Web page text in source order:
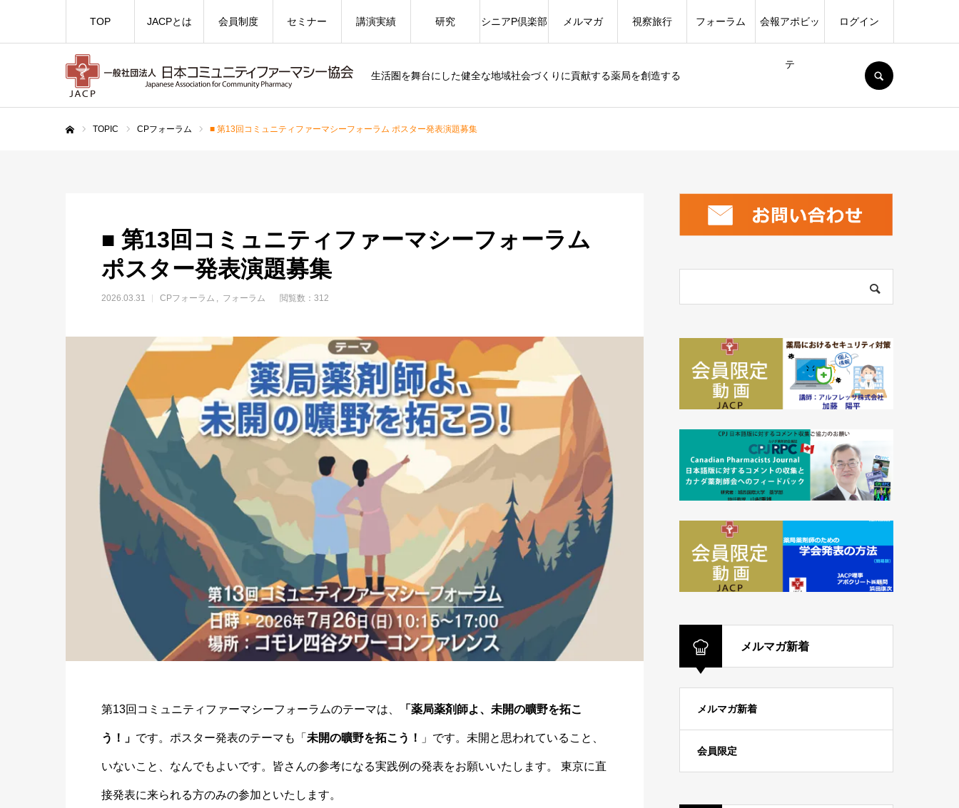
生活圏を舞台にした健全な地域社会づくりに貢献する薬局を創造する
TOP JACPとは 会員制度 セミナー 講演実績 研究 シニアP倶楽部 メルマガ 視察旅行 フォーラム 会報アポビッ
テ
ログイン
TOPIC CPフォーラム ■ 第13回コミュニティファーマシーフォーラム ポスター発表演題募集
■ 第13回コミュニティファーマシーフォーラム
ポスター発表演題募集
2026.03.31 CPフォーラム フォーラム 閲覧数：312
第13回 コミュニティファーマシーフォーラ ムのテーマは、 「薬局薬剤師よ、未開の曠野を拓こ
う！」 です。ポスター発表のテーマも 「 未開の曠野を拓こう！ 」です。未開と思われていること、
いないこと、なんでもよいです。皆さんの参考になる実践例の発表をお願いいた します。 東京に直
接発表に来られる方のみの参加と いたしま す。
メルマガ新着
メルマガ新着
会員限定